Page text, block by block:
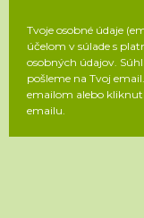
Tvoje osobné údaje
účelom v súlade s
osobných údajov.
pošleme na Tvoj
emailom alebo
emailu.